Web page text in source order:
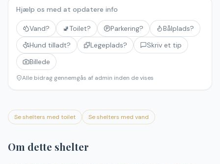
Hjælp os med at opdatere info
Vand? 🚽Toilet? Parkering?
Bålplads?
Hund tilladt?
Legeplads?
Skriv et tip
Billede
Alle bidrag gennemgås af admin inden de vises
Se shelters med toilet Se shelters med vand
Om dette shelter